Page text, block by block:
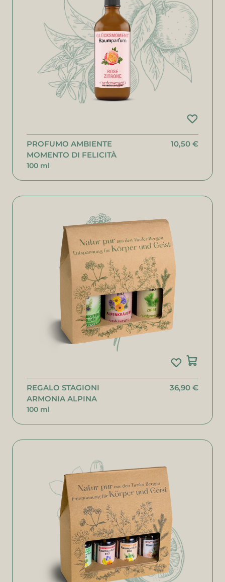
PROFUMO AMBIENTE
MOMENTO DI FELICITÀ
100 ml
10,50 €
REGALO STAGIONI
ARMONIA ALPINA
100 ml
36,90 €